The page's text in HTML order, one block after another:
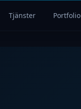
Tjänster Portfolio